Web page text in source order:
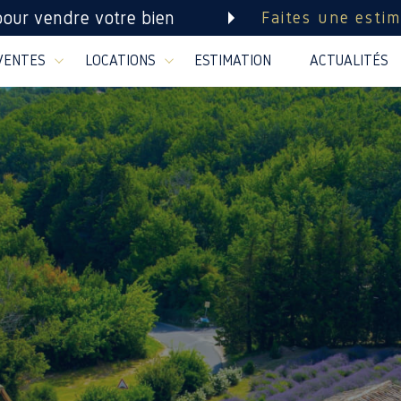
vendre votre bien Faites une
biens pro à vendre Biens vendus
LOCATIONS
Nos biens pro à louer Biens
ESTIMATION ACTUALITÉS
BUDGET
Voir les20annonces